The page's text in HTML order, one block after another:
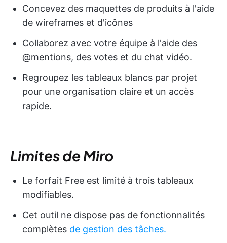
Concevez des maquettes de produits à l'aide
de wireframes et d'icônes
Collaborez avec votre équipe à l'aide des
@mentions, des votes et du chat vidéo.
Regroupez les tableaux blancs par projet
pour une organisation claire et un accès
rapide.
Limites de Miro
Le forfait Free est limité à trois tableaux
modifiables.
Cet outil ne dispose pas de fonctionnalités
complètes de gestion des tâches.